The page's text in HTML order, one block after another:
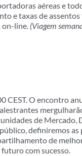
aéreas e
e taxas de
on-line. (Viagem
O encontro
de Mercado,
definiremos
de
com sucesso.